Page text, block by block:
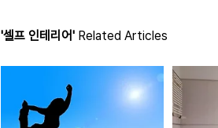
'셀프 인테리어' Related Articles